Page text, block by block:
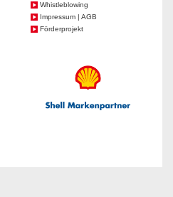
Whistleblowing
Impressum | AGB
Förderprojekt